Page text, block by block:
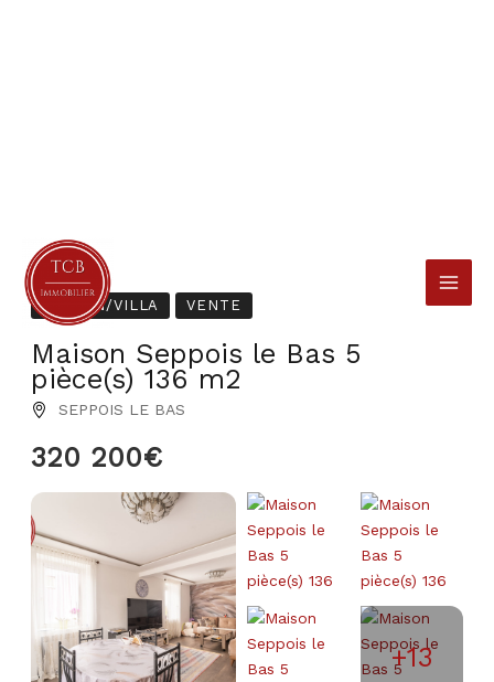
contenu
MAISON/VILLA VENTE
Maison Seppois le Bas 5
pièce(s) 136 m2
SEPPOIS LE BAS
320 200€
+13